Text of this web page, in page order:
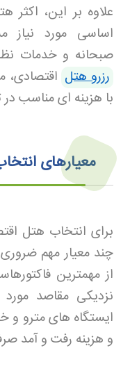
علاوه بر این، اکثر
اساسی مورد نیاز
صبحانه و خدمات
رزرو هتل اقتصادی،
با هزینه ای مناسب
معیارهای
برای انتخاب هتل
چند معیار مهم
از مهمترین
نزدیکی مقاصد
ایستگاه های مترو و
و هزینه رفت و آمد